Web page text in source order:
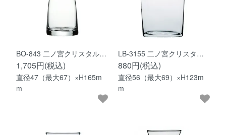
BO-843 二ノ宮クリスタル…
1,705円(税込)
直径47（最大67）×H165m
m
LB-3155 二ノ宮クリスタ…
880円(税込)
直径56（最大69）×H123m
m